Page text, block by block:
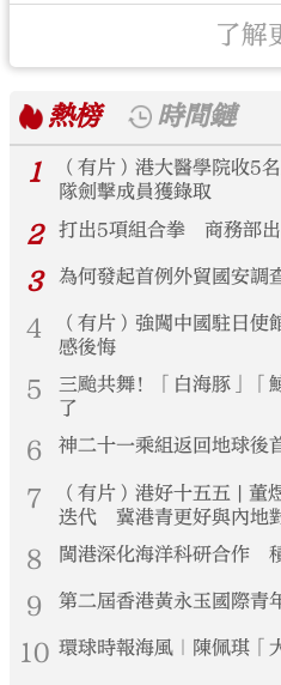
了解
熱榜
時間鏈
1
（有片）港大醫學院收5
隊劍擊成員獲錄取
2 打出5項組合拳 商務部
3 為何發起首例外貿國安調
4
（有片）強闖中國駐日
感後悔
5
三颱共舞！「白海豚」「
了
6 神二十一乘組返回地球後
7
（有片）港好十五五 | 董
迭代 冀港青更好與內地
8 閩港深化海洋科研合作
9 第二屆香港黃永玉國際青
10 環球時報海風｜陳佩琪「